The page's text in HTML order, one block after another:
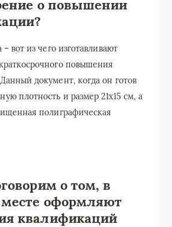
о повышении
– вот из чего изготавливают
повышения
документ, когда он готов
плотность и размер 21х15 см, а
полиграфическая
о том, в
оформляют
квалификаций